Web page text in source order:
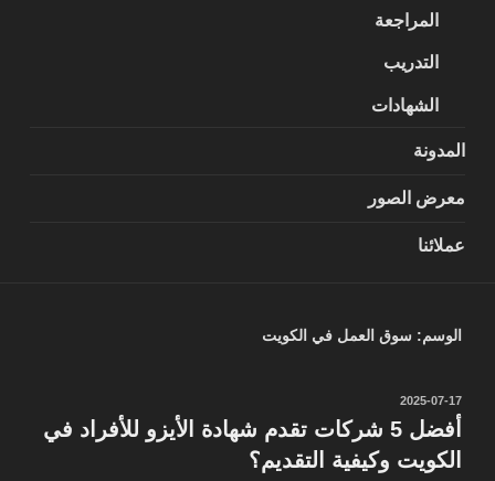
المراجعة
التدريب
الشهادات
المدونة
معرض الصور
عملائنا
الوسم: سوق العمل في الكويت
نُشر
في
2025-07-17
أفضل 5 شركات تقدم شهادة الأيزو للأفراد في
الكويت وكيفية التقديم؟